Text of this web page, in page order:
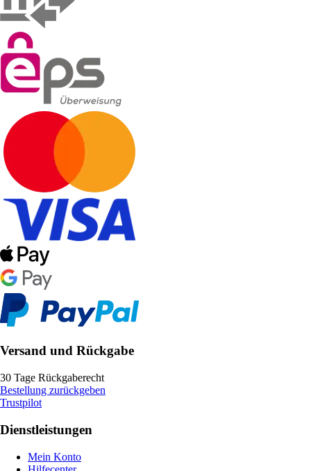
Versand und Rückgabe
30 Tage Rückgaberecht
Bestellung zurückgeben
Trustpilot
Dienstleistungen
Mein Konto